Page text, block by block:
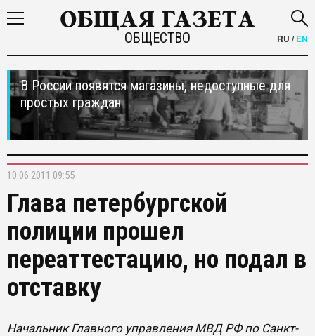
ОБЩЕСТВО RU /EN
В России появятся магазины, недоступные для
простых граждан
10.06.2011 09:55
Глава петербургской
полиции прошел
переаттестацию, но подал в
отставку
Начальник Главного управления МВД РФ по Санкт-